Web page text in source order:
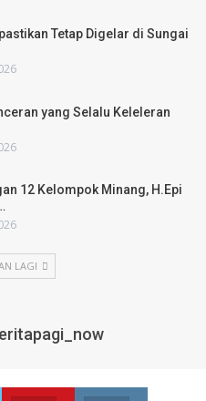
Tetap Digelar di Sungai
yang Selalu Keleleran
12 Kelompok Minang, H.Epi
LAGI